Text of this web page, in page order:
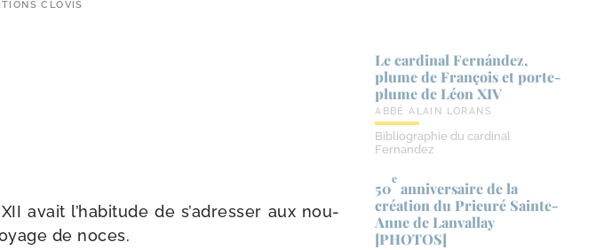
CLOVIS
avait l’ha­bi­tude de s’a­dres­ser aux nou­
de noces.
Le cardinal Fernández,
plume de François et porte-​
plume de Léon XIV
ABBÉ ALAIN LORANS
Bibliographie du cardinal
Fernandez
50
e
anniversaire de la
création du Prieuré Sainte-​
Anne de Lanvallay
[PHOTOS]